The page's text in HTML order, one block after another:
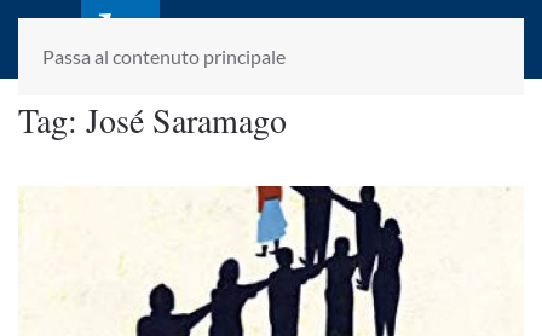
Passa al contenuto principale
laletteraturaenoi.it
fondato da Romano Luperini
Tag: José Saramago